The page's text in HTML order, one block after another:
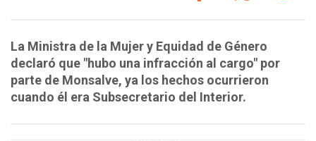
La Ministra de la Mujer y Equidad de Género
declaró que "hubo una infracción al cargo" por
parte de Monsalve, ya los hechos ocurrieron
cuando él era Subsecretario del Interior.